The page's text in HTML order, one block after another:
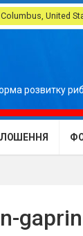
Columbus, United
розвитку
gaprin